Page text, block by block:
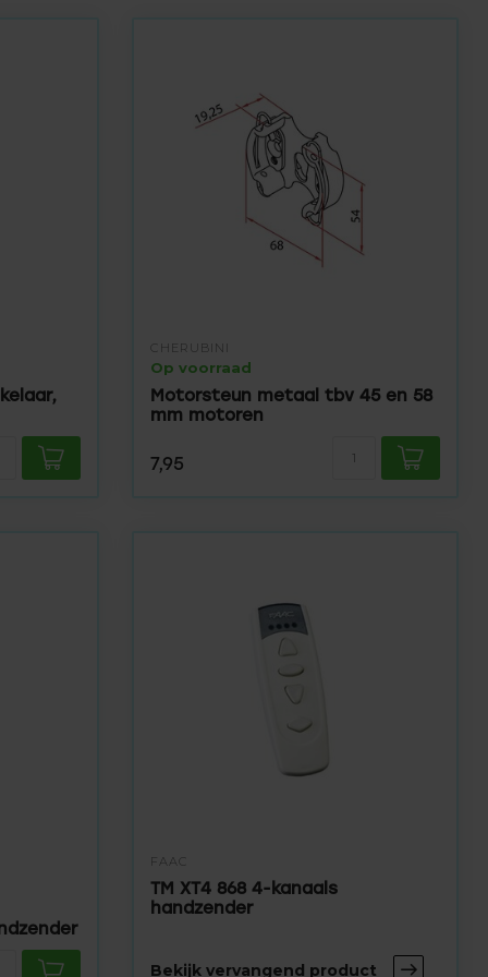
CHERUBINI
Op voorraad
Motorsteun metaal tbv 45 en 58
mm motoren
7,95
FAAC
TM XT4 868 4-kanaals
handzender
Bekijk vervangend product